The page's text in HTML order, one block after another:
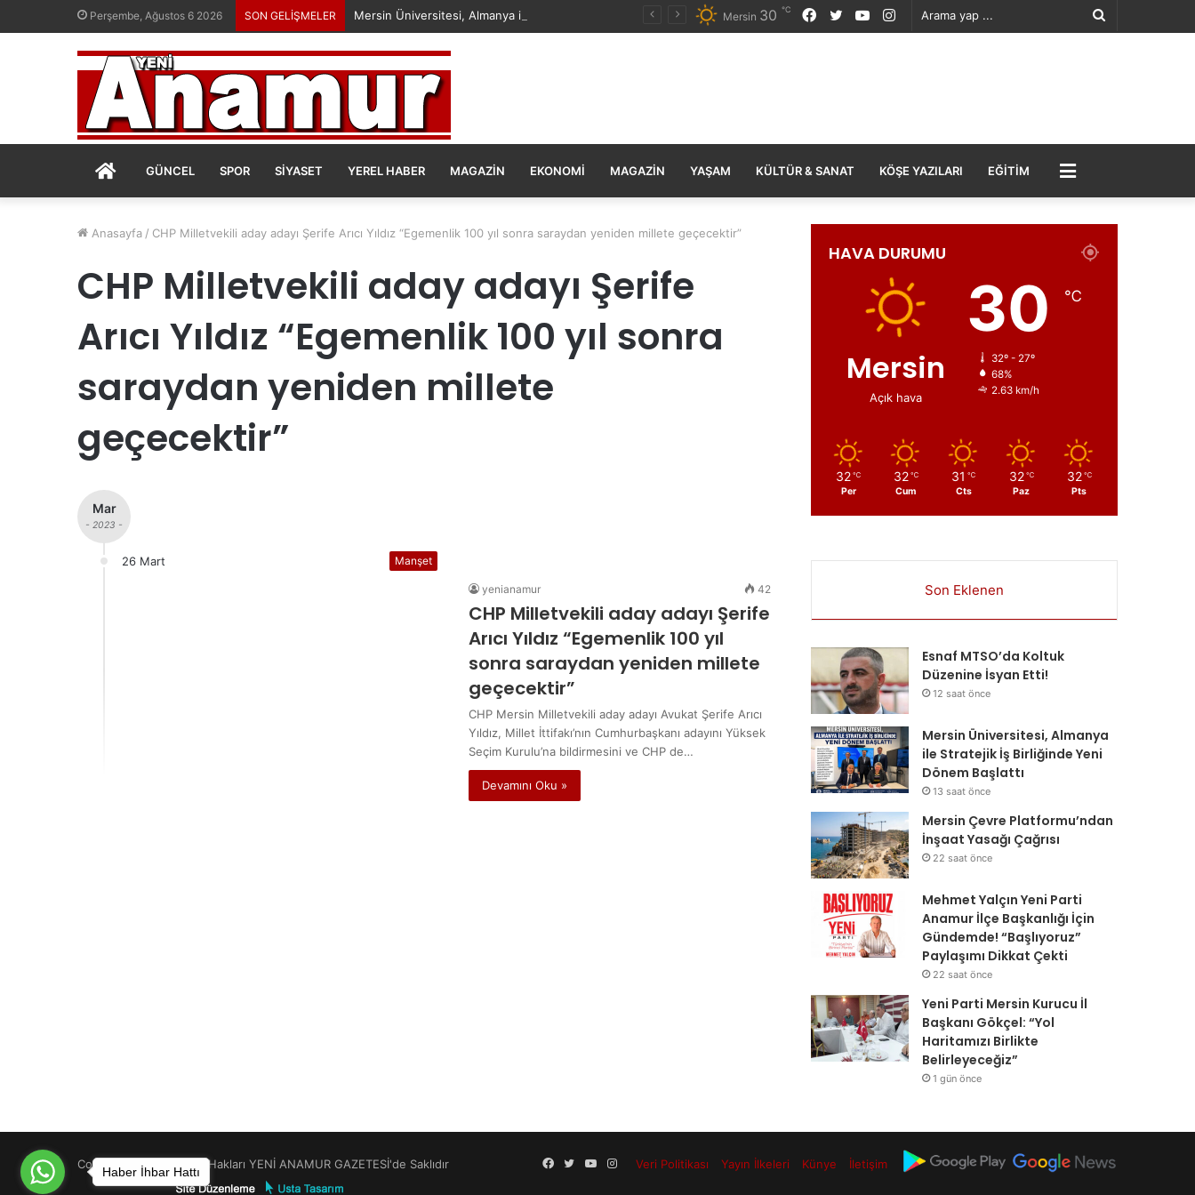
Perşembe, Ağustos 6 2026 SON GELİŞMELER
Arama
Instagram
YouTube
Twitter
Facebook
Mersin 30 ℃
ANASAYFA
GÜNCEL SPOR SIYASET YEREL HABER MAGAZIN EKONOMI MAGAZIN YAŞAM KÜLTÜR & SANAT KÖŞE YAZILARI EĞITIM MENÜ
Anasayfa / CHP Milletvekili aday adayı Şerife Arıcı Yıldız “Egemenlik 100 yıl sonra saraydan yeniden millete geçecektir”
CHP Milletvekili aday adayı Şerife
Arıcı Yıldız “Egemenlik 100 yıl sonra
saraydan yeniden millete
geçecektir”
Mar
- 2023 -
26 Mart Manşet
yenianamur 42
CHP Milletvekili aday adayı Şerife
Arıcı Yıldız “Egemenlik 100 yıl
sonra saraydan yeniden millete
geçecektir”
CHP Mersin Milletvekili aday adayı Avukat Şerife Arıcı
Yıldız, Millet İttifakı’nın Cumhurbaşkanı adayını Yüksek
Seçim Kurulu’na bildirmesini ve CHP de…
Devamını Oku »
HAVA DURUMU
Mersin
Açık hava
30 ℃
32º - 27º
68%
2.63 km/h
32 ℃
Per
32 ℃
Cum
31 ℃
Cts
32 ℃
Paz
32 ℃
Pts
Son Eklenen
Esnaf MTSO’da Koltuk
Düzenine İsyan Etti!
12 saat önce
Mersin Üniversitesi, Almanya
ile Stratejik İş Birliğinde Yeni
Dönem Başlattı
13 saat önce
Mersin Çevre Platformu’ndan
İnşaat Yasağı Çağrısı
22 saat önce
Mehmet Yalçın Yeni Parti
Anamur İlçe Başkanlığı İçin
Gündemde! “Başlıyoruz”
Paylaşımı Dikkat Çekti
22 saat önce
Yeni Parti Mersin Kurucu İl
Başkanı Gökçel: “Yol
Haritamızı Birlikte
Belirleyeceğiz”
1 gün önce
Copyright © 2026 Tüm Hakları YENİ ANAMUR GAZETESİ'de Saklıdır Veri Politikası Yayın İlkeleri Künye İletişim
Facebook
TwitterYouTube
Instagram
Haber İhbar Hattı